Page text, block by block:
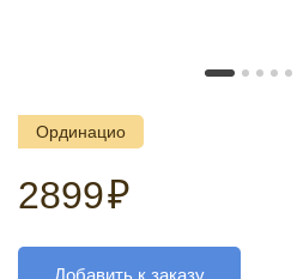
Ординацио
2899₽
Добавить к заказу